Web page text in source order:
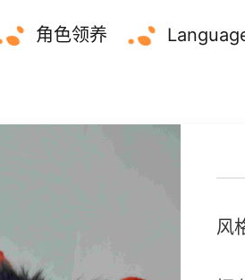
角色领养
风